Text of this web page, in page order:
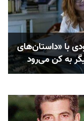
با «داستان‌های
به کن می‌رود